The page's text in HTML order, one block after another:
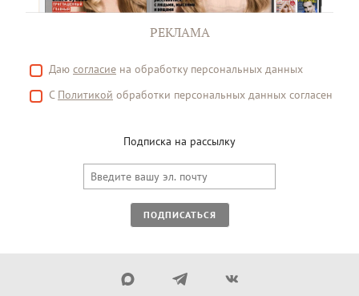
РЕКЛАМА
Даю согласие на обработку персональных данных
С Политикой обработки персональных данных согласен
Подписка на рассылку
ПОДПИСАТЬСЯ